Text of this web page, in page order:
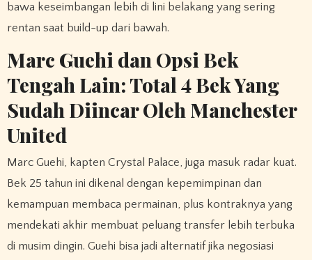
bawa keseimbangan lebih di lini belakang yang sering
rentan saat build-up dari bawah.
Marc Guehi dan Opsi Bek
Tengah Lain: Total 4 Bek Yang
Sudah Diincar Oleh Manchester
United
Marc Guehi, kapten Crystal Palace, juga masuk radar kuat.
Bek 25 tahun ini dikenal dengan kepemimpinan dan
kemampuan membaca permainan, plus kontraknya yang
mendekati akhir membuat peluang transfer lebih terbuka
di musim dingin. Guehi bisa jadi alternatif jika negosiasi